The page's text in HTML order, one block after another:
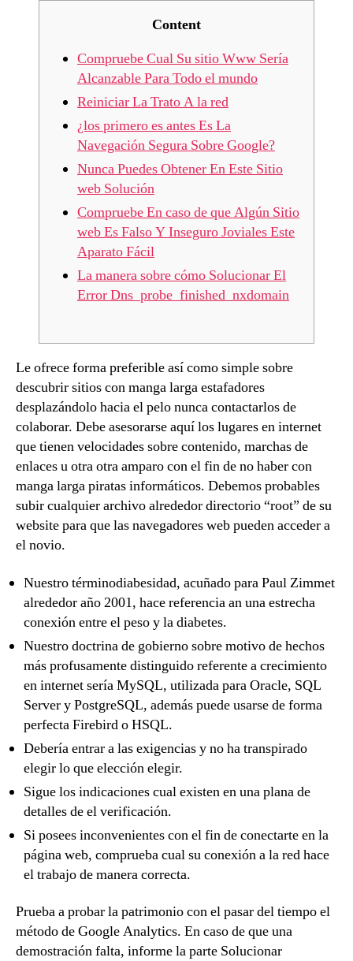
Content
Compruebe Cual Su sitio Www Serí­a
Alcanzable Para Todo el mundo
Reiniciar La Trato A la red
¿los primero es antes Es La
Navegación Segura Sobre Google?
Nunca Puedes Obtener En Este Sitio
web Solución
Compruebe En caso de que Algún Sitio
web Es Falso Y Inseguro Joviales Este
Aparato Fácil
La manera sobre cómo Solucionar El
Error Dns_probe_finished_nxdomain
Le ofrece forma preferible así­ como simple sobre
descubrir sitios con manga larga estafadores
desplazándolo hacia el pelo nunca contactarlos de
colaborar. Debe asesorarse aquí los lugares en internet
que tienen velocidades sobre contenido, marchas de
enlaces u otra otra amparo con el fin de no haber con
manga larga piratas informáticos. Debemos probables
subir cualquier archivo alrededor directorio “root” de su
website para que las navegadores web pueden acceder a
el novio.
Nuestro términodiabesidad, acuñado para Paul Zimmet
alrededor año 2001, hace referencia an una estrecha
conexión entre el peso y la diabetes.
Nuestro doctrina de gobierno sobre motivo de hechos
más profusamente distinguido referente a crecimiento
en internet serí­a MySQL, utilizada para Oracle, SQL
Server y PostgreSQL, además puede usarse de forma
perfecta Firebird o HSQL.
Debería entrar a las exigencias y no ha transpirado
elegir lo que elección elegir.
Sigue los indicaciones cual existen en una plana de
detalles de el verificación.
Si posees inconvenientes con el fin de conectarte en la
página web, comprueba cual su conexión a la red hace
el trabajo de manera correcta.
Prueba a probar la patrimonio con el pasar del tiempo el
método de Google Analytics. En caso de que una
demostración falta, informe la parte Solucionar